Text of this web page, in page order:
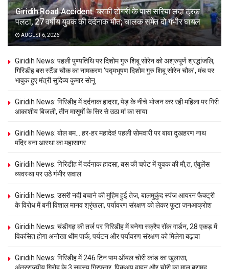
Giridih Road Accident: चरकी टोंगरी के पास सरिया लदा ट्रक
पलटा, 27 वर्षीय युवक की दर्दनाक मौत; चालक समेत दो गंभीर घायल
AUGUST 6, 2026
Giridih News: पहली पुण्यतिथि पर दिशोम गुरु शिबू सोरेन को अश्रुपूर्ण श्रद्धांजलि,
गिरिडीह बस स्टैंड चौक का नामकरण ‘पद्मभूषण दिशोम गुरु शिबू सोरेन चौक’, मंच पर
भावुक हुए मंत्री सुदिव्य कुमार सोनू
Giridih News: गिरिडीह में दर्दनाक हादसा, पेड़ के नीचे भोजन कर रही महिला पर गिरी
आकाशीय बिजली, तीन मासूमों के सिर से उठा मां का साया
Giridih News: बोल बम… हर-हर महादेव! पहली सोमवारी पर बाबा दुखहरण नाथ
मंदिर बना आस्था का महासागर
Giridih News: गिरिडीह में दर्दनाक हादसा, बस की चपेट में युवक की मौ,त, एंबुलेंस
व्यवस्था पर उठे गंभीर सवाल
Giridih News: उसरी नदी बचाने की मुहिम हुई तेज, बालमुकुंद स्पंज आयरन फैक्ट्री
के विरोध में बनी विशाल मानव श्रृंखला, पर्यावरण संरक्षण को लेकर फूटा जनआक्रोश
Giridih News: चंडीगढ़ की तर्ज पर गिरिडीह में बनेगा स्क्रैप रॉक गार्डन, 28 एकड़ में
विकसित होगा अनोखा थीम पार्क, पर्यटन और पर्यावरण संरक्षण को मिलेगा बढ़ावा
Giridih News: गिरिडीह में 246 टिन पाम ऑयल चोरी कांड का खुलासा,
अंतरराज्यीय गिरोह के 3 सदस्य गिरफ्तार, पिकअप वाहन और चोरी का माल बरामद